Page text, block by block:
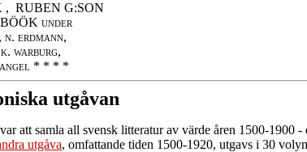
, RUBEN G:SON
under
erdmann,
warburg,
* * * *
utgåvan
att samla all svensk litteratur av värde åren 1500-1900 -
utgåva, omfattande tiden 1500-1920, utgavs i 30